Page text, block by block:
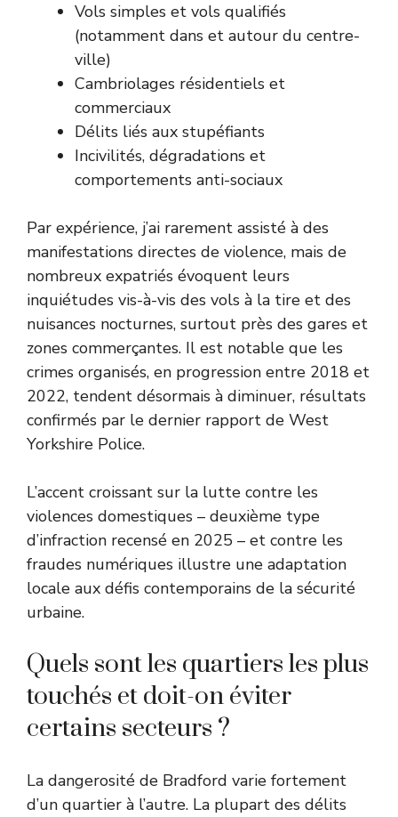
Vols simples et vols qualifiés
(notamment dans et autour du centre-
ville)
Cambriolages résidentiels et
commerciaux
Délits liés aux stupéfiants
Incivilités, dégradations et
comportements anti-sociaux
Par expérience, j’ai rarement assisté à des
manifestations directes de violence, mais de
nombreux expatriés évoquent leurs
inquiétudes vis-à-vis des vols à la tire et des
nuisances nocturnes, surtout près des gares et
zones commerçantes. Il est notable que les
crimes organisés, en progression entre 2018 et
2022, tendent désormais à diminuer, résultats
confirmés par le dernier rapport de West
Yorkshire Police.
L’accent croissant sur la lutte contre les
violences domestiques – deuxième type
d’infraction recensé en 2025 – et contre les
fraudes numériques illustre une adaptation
locale aux défis contemporains de la sécurité
urbaine.
Quels sont les quartiers les plus
touchés et doit-on éviter
certains secteurs ?
La dangerosité de Bradford varie fortement
d’un quartier à l’autre. La plupart des délits